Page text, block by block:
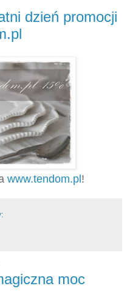
dzień promocji
www.tendom.pl !
moc